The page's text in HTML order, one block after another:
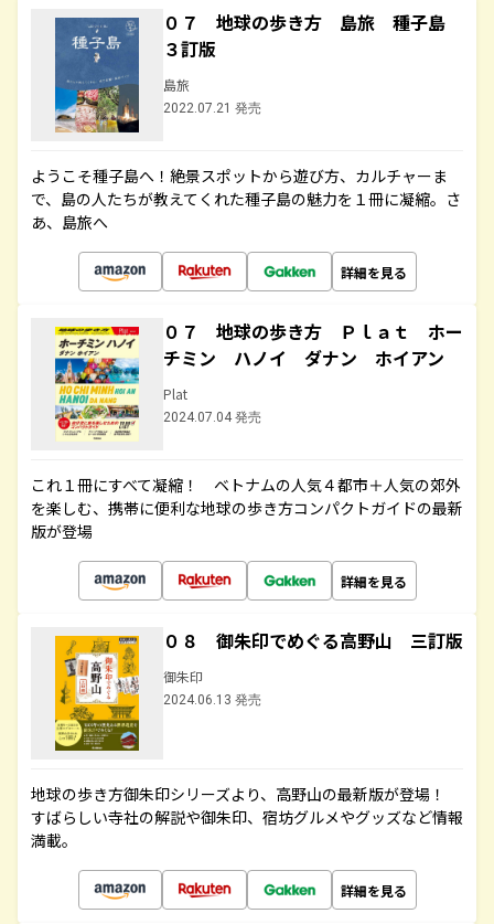
０７ 地球の歩き方 島旅 種子島
３訂版
島旅
2022.07.21 発売
ようこそ種子島へ！絶景スポットから遊び方、カルチャーま
で、島の人たちが教えてくれた種子島の魅力を１冊に凝縮。さ
あ、島旅へ
詳細を見る
０７ 地球の歩き方 Ｐｌａｔ ホー
チミン ハノイ ダナン ホイアン
Plat
2024.07.04 発売
これ１冊にすべて凝縮！ ベトナムの人気４都市＋人気の郊外
を楽しむ、携帯に便利な地球の歩き方コンパクトガイドの最新
版が登場
詳細を見る
０８ 御朱印でめぐる高野山 三訂版
御朱印
2024.06.13 発売
地球の歩き方御朱印シリーズより、高野山の最新版が登場！
すばらしい寺社の解説や御朱印、宿坊グルメやグッズなど情報
満載。
詳細を見る